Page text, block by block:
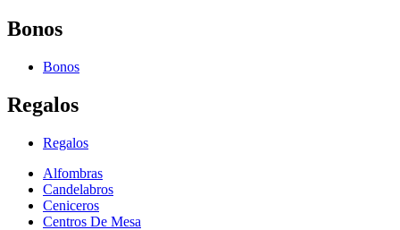
Bonos
Bonos
Regalos
Regalos
Alfombras
Candelabros
Ceniceros
Centros De Mesa